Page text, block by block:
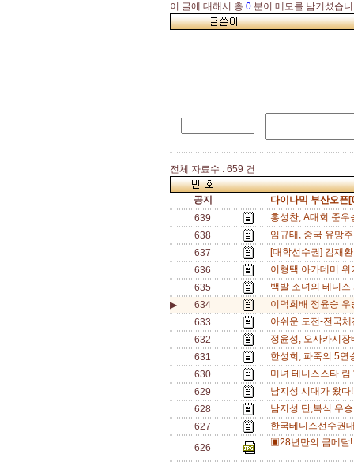
이 글에 대해서 총 0 분이 메모를 남기셨습
전체 자료수 : 659 건
공지
다이나믹 부산오픈
639
홍성찬, A대회 준
638
임규태, 중국 유망
637
[대학선수권] 김재
636
이형택 아카데미
635
백발 소녀의 테니
▶
634
이덕희배 정윤승 우
633
아쉬운 도전-전국
632
정윤성, 오사카시
631
한성희, 파죽의 5
630
미녀 테니스스타
629
남지성 시대가 왔
628
남지성 단,복식 우
627
한국테니스선수권
626
▣28년만의 금메달!